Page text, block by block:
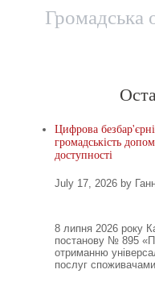
Громадська
Цифрова
громадськість
доступності
July 17, 2026 by
8 липня 2026 року
постанову № 895
отриманню
послуг